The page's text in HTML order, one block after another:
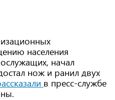
населения
начал
нож и ранил двух
в пресс-службе